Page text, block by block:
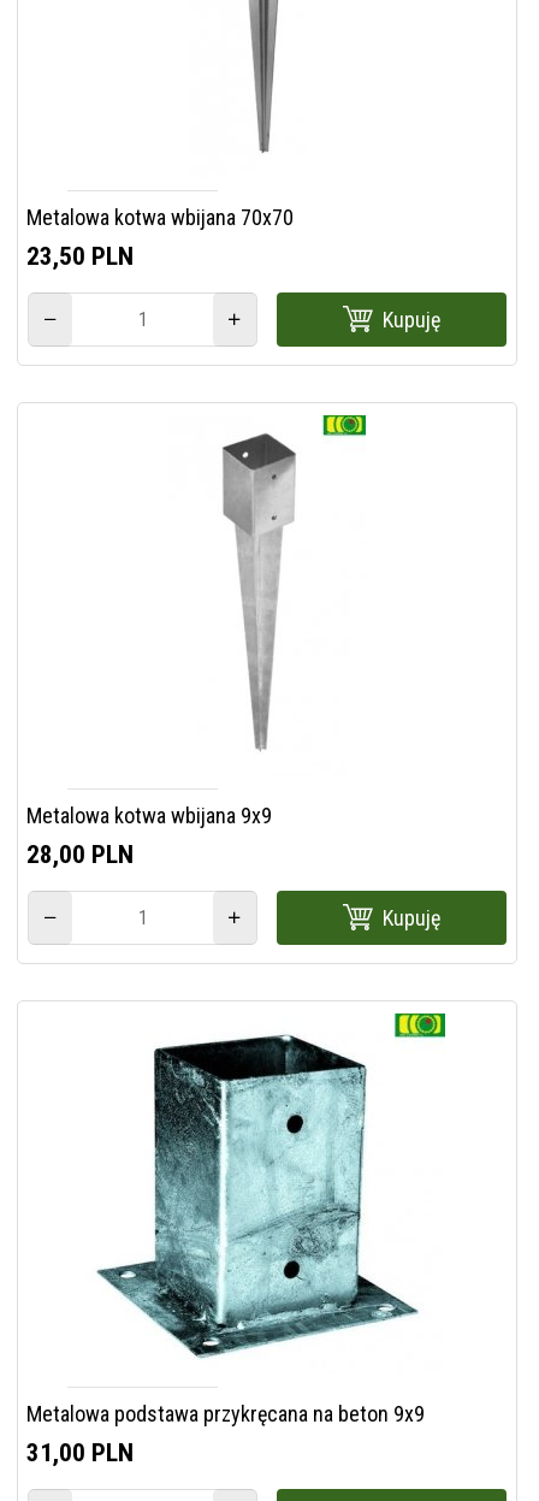
Metalowa kotwa wbijana 70x70
23,50 PLN
Kupuję
Metalowa kotwa wbijana 9x9
28,00 PLN
Kupuję
Metalowa podstawa przykręcana na beton 9x9
31,00 PLN